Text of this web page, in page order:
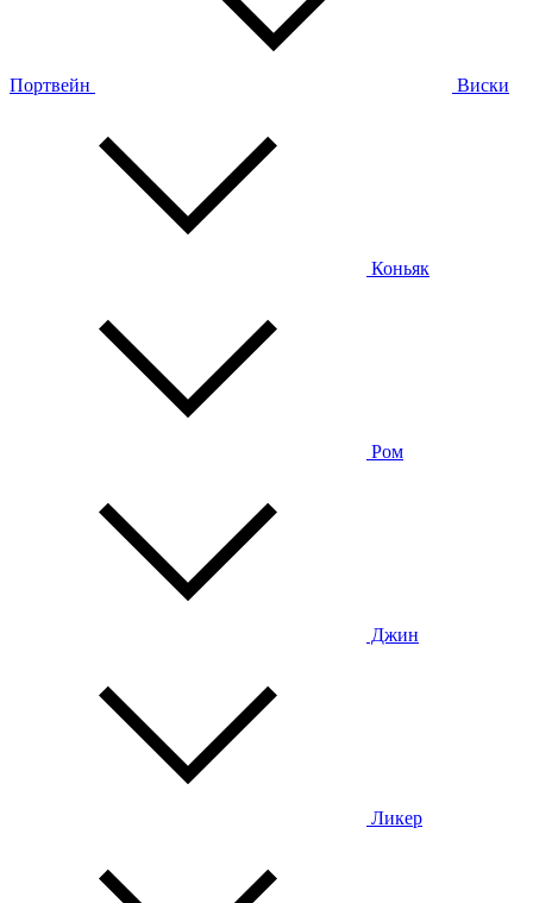
Портвейн Виски
Коньяк
Ром
Джин
Ликер